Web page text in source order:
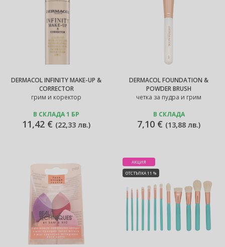
DERMACOL INFINITY MAKE-UP &
CORRECTOR
грим и коректор
В СКЛАДА 1 БР
11,42 € (22,33 лв.)
DERMACOL FOUNDATION &
POWDER BRUSH
четка за пудра и грим
В СКЛАДА
7,10 € (13,88 лв.)
АКЦИЯ
ОТСТЪПКА 11 %